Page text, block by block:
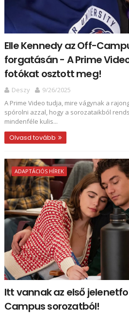
Elle Kennedy az Off-
forgatásán - A Prime
fotókat osztott meg!
Deszy
9/26/2025
A Prime Video tudja, mire vágynak a
spórolni azzal, hogy a sorozataikból
mindenféle kulis...
Olvasd tovább
ADAPTÁCIÓS HÍREK
Itt vannak az első
Campus sorozatból!